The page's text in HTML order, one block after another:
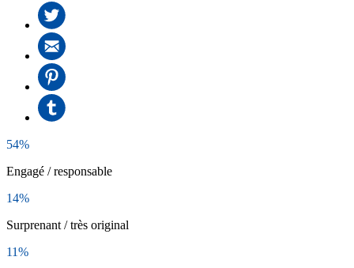
54%
Engagé / responsable
14%
Surprenant / très original
11%